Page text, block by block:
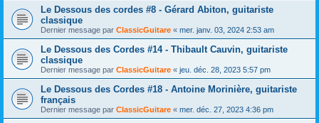
Le Dessous des cordes #8 - Gérard Abiton, guitariste
classique
Dernier message par ClassicGuitare « mer. janv. 03, 2024 2:53 am
Le Dessous des Cordes #14 - Thibault Cauvin, guitariste
classique
Dernier message par ClassicGuitare « jeu. déc. 28, 2023 5:57 pm
Le Dessous des Cordes #18 - Antoine Morinière, guitariste
français
Dernier message par ClassicGuitare « mer. déc. 27, 2023 4:36 pm